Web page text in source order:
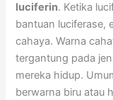
luciferin. Ketika
bantuan luciferase,
cahaya. Warna
tergantung pada
mereka hidup.
berwarna biru atau